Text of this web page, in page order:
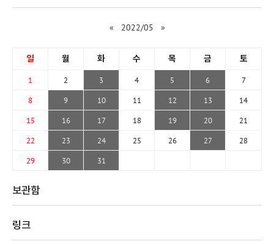
« 2022/05 »
일 월 화 수 목 금 토
1 2 3 4 5 6 7
8 9 10 11 12 13 14
15 16 17 18 19 20 21
22 23 24 25 26 27 28
29 30 31
보관함
링크